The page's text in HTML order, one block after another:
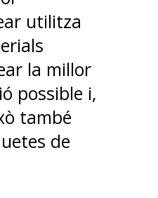
utilitza
la millor
possible i,
també
de